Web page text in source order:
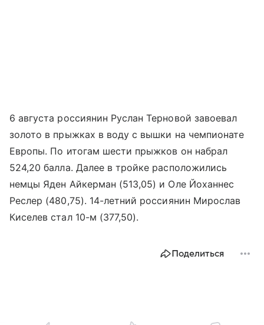
6 августа россиянин Руслан Терновой завоевал
золото в прыжках в воду с вышки на чемпионате
Европы. По итогам шести прыжков он набрал
524,20 балла. Далее в тройке расположились
немцы Яден Айкерман (513,05) и Оле Йоханнес
Реслер (480,75). 14-летний россиянин Мирослав
Киселев стал 10-м (377,50).
Поделиться